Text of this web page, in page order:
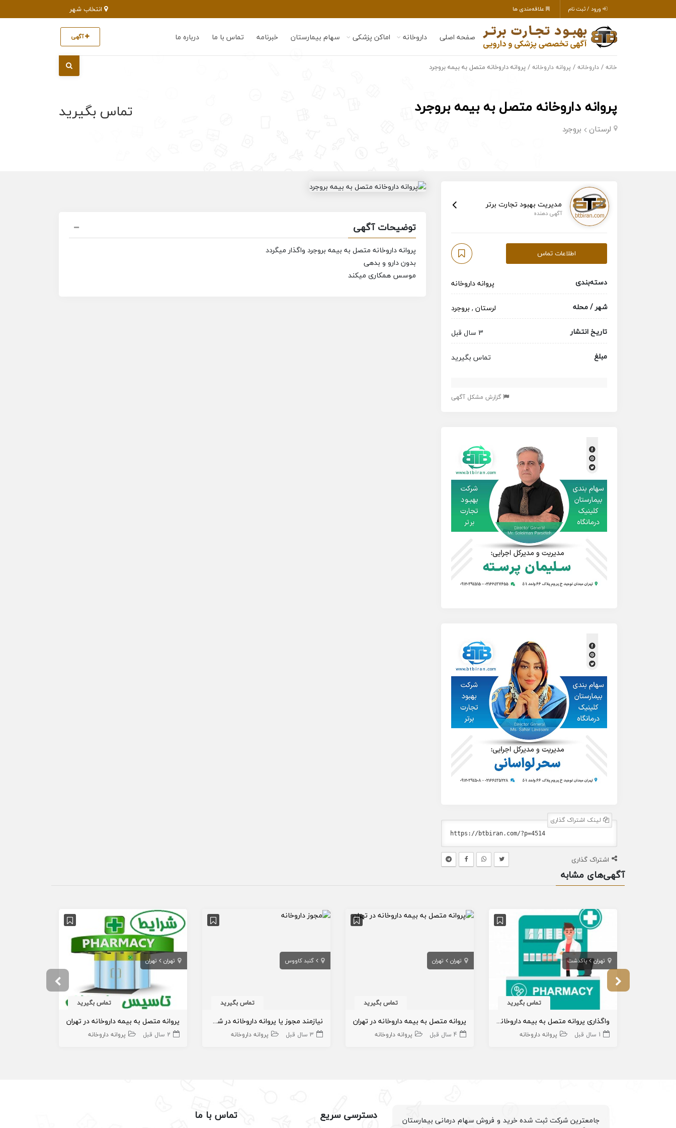
ورود / ثبت نام علاقه‌مندی ها
صفحه اصلی داروخانه اماکن پزشکی سهام بیمارستان خبرنامه تماس با ما درباره ما آگهی
خانه / داروخانه / پروانه داروخانه / پروانه داروخانه متصل به بیمه بروجرد
پروانه داروخانه متصل به بیمه بروجرد
لرستان بروجرد
تماس بگیرید
مدیریت بهبود تجارت برتر
آگهی دهنده
اطلاعات تماس
دسته‌بندی
پروانه داروخانه
شهر / محله
لرستان , بروجرد
تاریخ انتشار
3 سال قبل
مبلغ
تماس بگیرید
گزارش مشکل آگهی
لینک اشتراک گذاری
اشتراک گذاری
توضیحات آگهی
پروانه داروخانه متصل به بیمه بروجرد واگذار میگردد
بدون دارو و بدهی
موسس همکاری میکند
آگهی‌های مشابه
تهران پاکدشت
تماس بگیرید
واگذاری پروانه متصل به بیمه داروخانه در پاکدشت
1 سال قبل پروانه داروخانه
تهران تهران
تماس بگیرید
پروانه متصل به بیمه داروخانه در تهران
4 سال قبل پروانه داروخانه
گنبد کاووس
تماس بگیرید
نیازمند مجوز یا پروانه داروخانه در شهر گنبد
3 سال قبل پروانه داروخانه
تهران تهران
تماس بگیرید
پروانه متصل به بیمه داروخانه در تهران
2 سال قبل پروانه داروخانه
جامعترین شرکت ثبت شده خرید و فروش سهام درمانی بیمارستان
دسترسی سریع تماس با ما